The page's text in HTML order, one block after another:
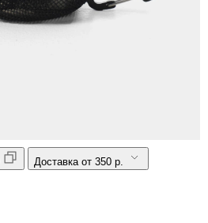
Доставка от 350 р.